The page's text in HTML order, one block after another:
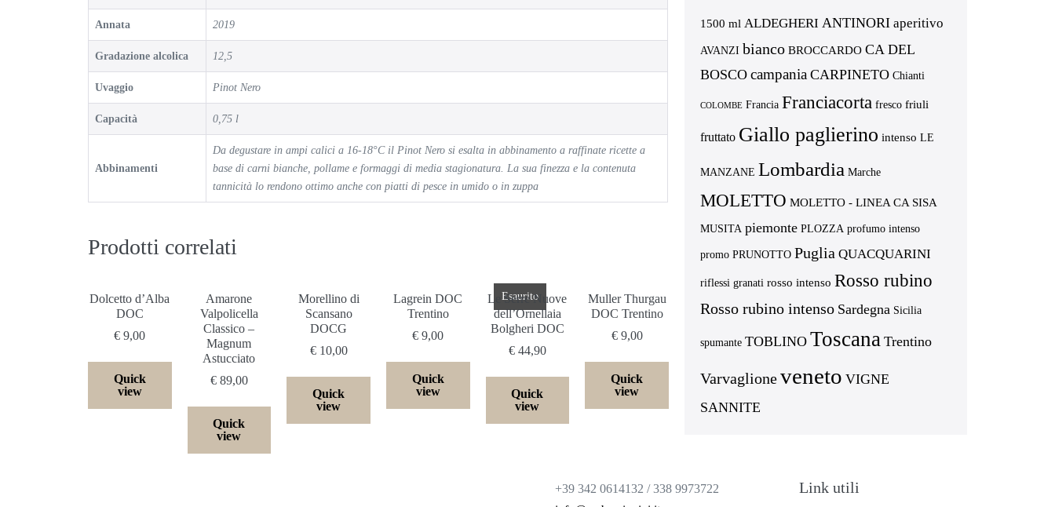
Annata 2019
Gradazione alcolica 12,5
Uvaggio Pinot Nero
Capacità 0,75 l
Abbinamenti
Da degustare in ampi calici a 16-18°C il Pinot Nero si esalta in abbinamento a raffinate ricette a
base di carni bianche, pollame e formaggi di media stagionatura. La sua finezza e la contenuta
tannicità lo rendono ottimo anche con piatti di pesce in umido o in zuppa
Prodotti correlati
Dolcetto d’Alba
DOC
€ 9,00
Quick
view
Amarone
Valpolicella
Classico –
Magnum
Astucciato
€89,00
Quick
view
Morellino di
Scansano
DOCG
€10,00
Quick
view
Lagrein DOC
Trentino
€ 9,00
Quick
view
Esaurito
Le Serre Nuove
dell’Ornellaia
Bolgheri DOC
€44,90
Quick
view
Muller Thurgau
DOC Trentino
€9,00
Quick
view
1500 ml ALDEGHERI ANTINORI aperitivo
AVANZI bianco BROCCARDO CA DEL
BOSCO campania CARPINETO Chianti
COLOMBE Francia Franciacorta fresco friuli
fruttato Giallo paglierino intenso LE
MANZANE Lombardia Marche
MOLETTO MOLETTO - LINEA CA SISA
MUSITA piemonte PLOZZA profumo intenso
promo PRUNOTTO Puglia QUACQUARINI
riflessi granati rosso intenso Rosso rubino
Rosso rubino intenso Sardegna Sicilia
spumante TOBLINO Toscana Trentino
Varvaglioneveneto VIGNE
SANNITE
+39 342 0614132 / 338 9973722
Link utili